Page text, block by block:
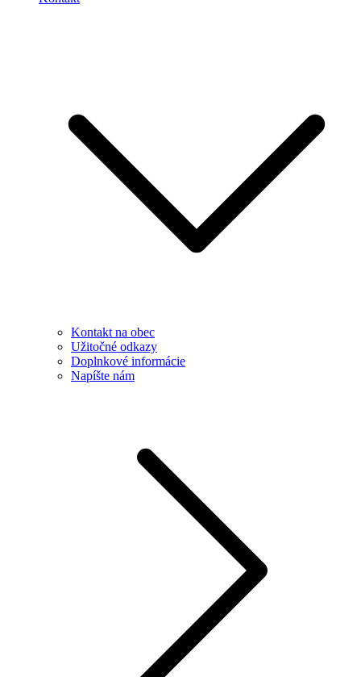
Kontakt na obec
Užitočné odkazy
Doplnkové informácie
Napíšte nám